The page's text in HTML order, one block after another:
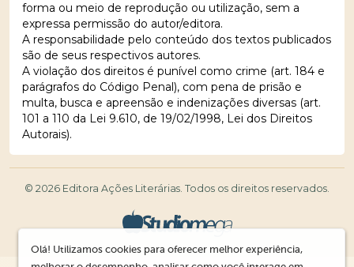
forma ou meio de reprodução ou utilização, sem a
expressa permissão do autor/editora.
A responsabilidade pelo conteúdo dos textos publicados
são de seus respectivos autores.
A violação dos direitos é punível como crime (art. 184 e
parágrafos do Código Penal), com pena de prisão e
multa, busca e apreensão e indenizações diversas (art.
101 a 110 da Lei 9.610, de 19/02/1998, Lei dos Direitos
Autorais).
© 2026 Editora Ações Literárias. Todos os direitos reservados.
Olá! Utilizamos cookies para oferecer melhor experiência,